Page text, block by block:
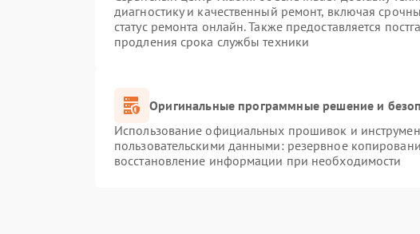
диагностику и качественный ремонт, включая
статус ремонта онлайн. Также предоставляется
продления срока службы техники
Оригинальные программные решение и
Использование официальных прошивок и
пользовательскими данными: резервное
восстановление информации при необходимости